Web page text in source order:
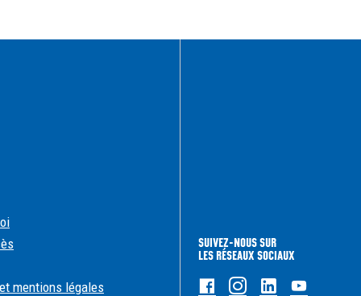
mentions légales
SUIVEZ-NOUS SUR
LES RÉSEAUX SOCIAUX
FacebookInstagramLinkedin